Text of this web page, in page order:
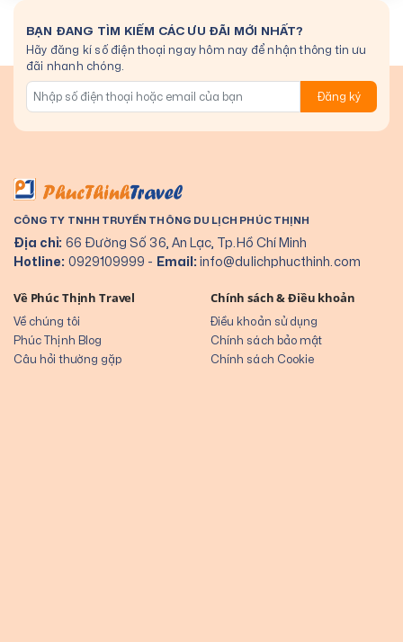
BẠN ĐANG TÌM KIẾM CÁC ƯU ĐÃI MỚI NHẤT?
Hãy đăng kí số điện thoại ngay hôm nay để nhận thông tin ưu
đãi nhanh chóng.
Đăng ký
CÔNG TY TNHH TRUYỀN THÔNG DU LỊCH PHÚC THỊNH
Địa chỉ: 66 Đường Số 36, An Lạc, Tp.Hồ Chí Minh
Hotline: 0929109999 - Email:info@dulichphucthinh.com
Về Phúc Thịnh Travel
Về chúng tôi
Phúc Thịnh Blog
Câu hỏi thường gặp
Chính sách & Điều khoản
Điều khoản sử dụng
Chính sách bảo mật
Chính sách Cookie